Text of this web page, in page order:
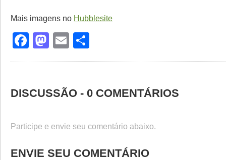
Mais imagens no Hubblesite
Facebook
Mastodon
Email
DISCUSSÃO - 0 COMENTÁRIOS
Participe e envie seu comentário abaixo.
ENVIE SEU COMENTÁRIO